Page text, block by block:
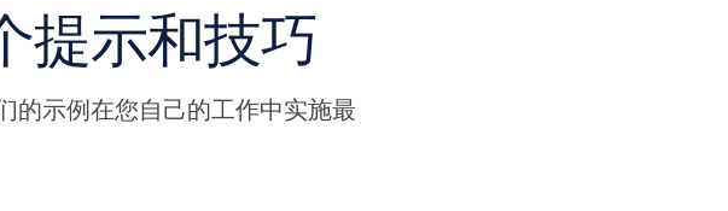
提示和技巧
的示例在您自己的工作中实施最